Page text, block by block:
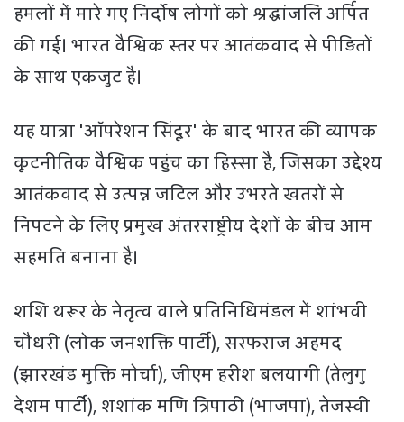
हमलों में मारे गए निर्दोष लोगों को श्रद्धांजलि अर्पित
की गई। भारत वैश्विक स्तर पर आतंकवाद से पीड़ितों
के साथ एकजुट है।
यह यात्रा 'ऑपरेशन सिंदूर' के बाद भारत की व्यापक
कूटनीतिक वैश्विक पहुंच का हिस्सा है, जिसका उद्देश्य
आतंकवाद से उत्पन्न जटिल और उभरते खतरों से
निपटने के लिए प्रमुख अंतरराष्ट्रीय देशों के बीच आम
सहमति बनाना है।
शशि थरूर के नेतृत्व वाले प्रतिनिधिमंडल में शांभवी
चौधरी (लोक जनशक्ति पार्टी), सरफराज अहमद
(झारखंड मुक्ति मोर्चा), जीएम हरीश बलयागी (तेलुगु
देशम पार्टी), शशांक मणि त्रिपाठी (भाजपा), तेजस्वी